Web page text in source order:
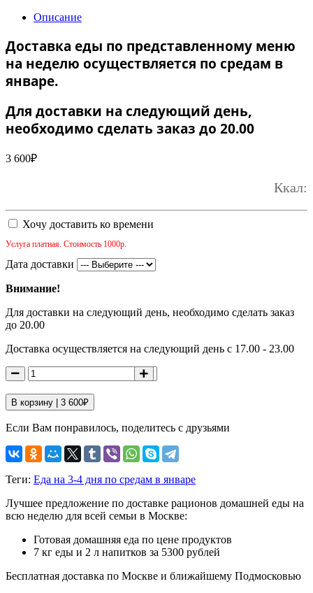
Описание
Доставка еды по представленному меню
на неделю осуществляется по средам в
январе.
Для доставки на следующий день,
необходимо сделать заказ до 20.00
3 600₽
Ккал:
Хочу доставить ко времени
Услуга платная. Стоимость 1000р.
Дата доставки
Внимание!
Для доставки на следующий день, необходимо сделать заказ
до 20.00
Доставка осуществляется на следующий день с 17.00 - 23.00
В корзину | 3 600₽
Если Вам понравилось, поделитесь с друзьями
Теги: Еда на 3-4 дня по средам в январе
Лучшее предложение по доставке рационов домашней еды на
всю неделю для всей семьи в Москве:
Готовая домашняя еда по цене продуктов
7 кг еды и 2 л напитков за 5300 рублей
Бесплатная доставка по Москве и ближайшему Подмосковью